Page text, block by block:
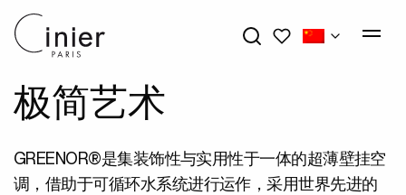
我的心愿单
极简艺术
GREENOR®是集装饰性与实用性于一体的超薄壁挂空
调，借助于可循环水系统进行运作，采用世界先进的